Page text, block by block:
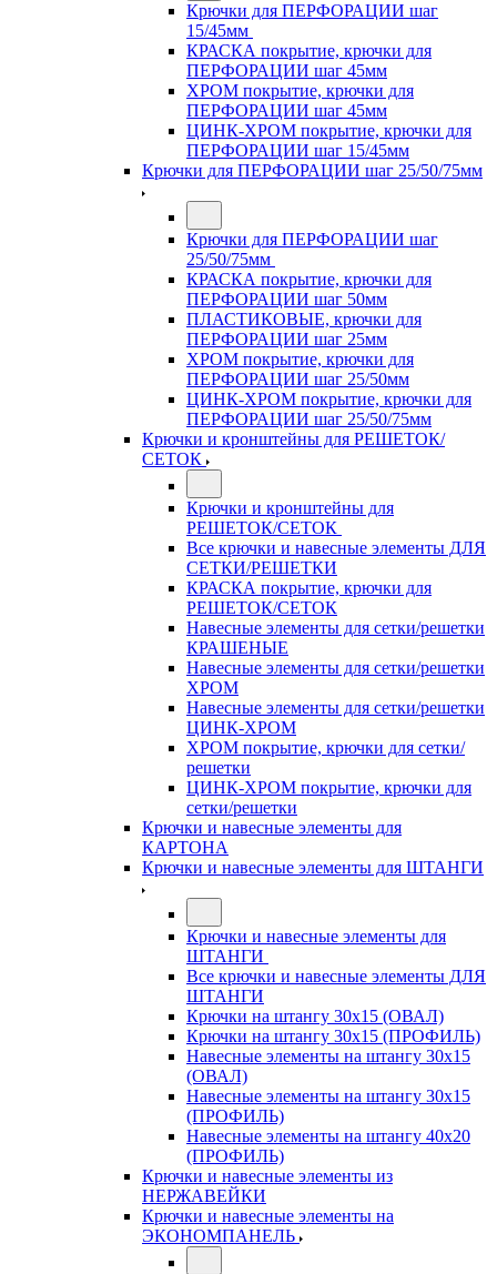
Крючки для ПЕРФОРАЦИИ шаг
15/45мм
КРАСКА покрытие, крючки для
ПЕРФОРАЦИИ шаг 45мм
ХРОМ покрытие, крючки для
ПЕРФОРАЦИИ шаг 45мм
ЦИНК-ХРОМ покрытие, крючки для
ПЕРФОРАЦИИ шаг 15/45мм
Крючки для ПЕРФОРАЦИИ шаг 25/50/75мм
Крючки для ПЕРФОРАЦИИ шаг
25/50/75мм
КРАСКА покрытие, крючки для
ПЕРФОРАЦИИ шаг 50мм
ПЛАСТИКОВЫЕ, крючки для
ПЕРФОРАЦИИ шаг 25мм
ХРОМ покрытие, крючки для
ПЕРФОРАЦИИ шаг 25/50мм
ЦИНК-ХРОМ покрытие, крючки для
ПЕРФОРАЦИИ шаг 25/50/75мм
Крючки и кронштейны для РЕШЕТОК/
СЕТОК
Крючки и кронштейны для
РЕШЕТОК/СЕТОК
Все крючки и навесные элементы ДЛЯ
СЕТКИ/РЕШЕТКИ
КРАСКА покрытие, крючки для
РЕШЕТОК/СЕТОК
Навесные элементы для сетки/решетки
КРАШЕНЫЕ
Навесные элементы для сетки/решетки
ХРОМ
Навесные элементы для сетки/решетки
ЦИНК-ХРОМ
ХРОМ покрытие, крючки для сетки/
решетки
ЦИНК-ХРОМ покрытие, крючки для
сетки/решетки
Крючки и навесные элементы для
КАРТОНА
Крючки и навесные элементы для ШТАНГИ
Крючки и навесные элементы для
ШТАНГИ
Все крючки и навесные элементы ДЛЯ
ШТАНГИ
Крючки на штангу 30х15 (ОВАЛ)
Крючки на штангу 30х15 (ПРОФИЛЬ)
Навесные элементы на штангу 30х15
(ОВАЛ)
Навесные элементы на штангу 30х15
(ПРОФИЛЬ)
Навесные элементы на штангу 40х20
(ПРОФИЛЬ)
Крючки и навесные элементы из
НЕРЖАВЕЙКИ
Крючки и навесные элементы на
ЭКОНОМПАНЕЛЬ